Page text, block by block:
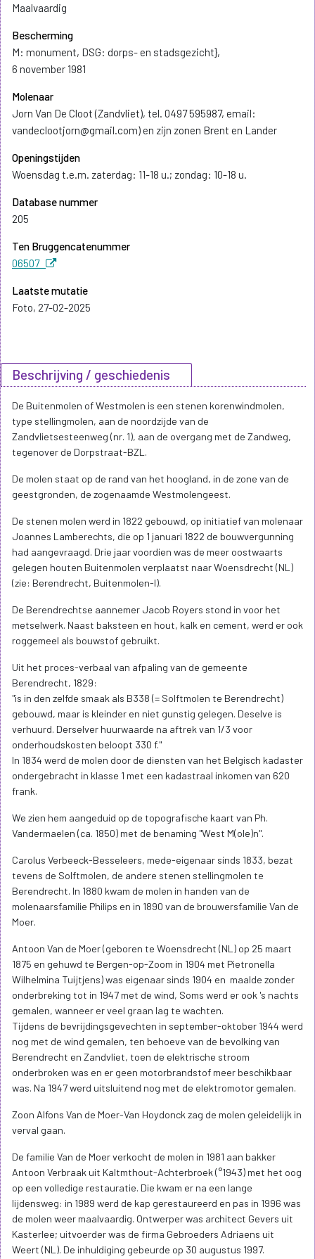
Maalvaardig
Bescherming
M: monument, DSG: dorps- en stadsgezicht},
6 november 1981
Molenaar
Jorn Van De Cloot (Zandvliet), tel. 0497 595987, email:
vandeclootjorn@gmail.com) en zijn zonen Brent en Lander
Openingstijden
Woensdag t.e.m. zaterdag: 11-18 u.; zondag: 10-18 u.
Database nummer
205
Ten Bruggencatenummer
06507
Laatste mutatie
Foto, 27-02-2025
Beschrijving / geschiedenis
De Buitenmolen of Westmolen is een stenen korenwindmolen,
type stellingmolen, aan de noordzijde van de
Zandvlietsesteenweg (nr. 1), aan de overgang met de Zandweg,
tegenover de Dorpstraat-BZL.
De molen staat op de rand van het hoogland, in de zone van de
geestgronden, de zogenaamde Westmolengeest.
De stenen molen werd in 1822 gebouwd, op initiatief van molenaar
Joannes Lamberechts, die op 1 januari 1822 de bouwvergunning
had aangevraagd. Drie jaar voordien was de meer oostwaarts
gelegen houten Buitenmolen verplaatst naar Woensdrecht (NL)
(zie: Berendrecht, Buitenmolen-I).
De Berendrechtse aannemer Jacob Royers stond in voor het
metselwerk. Naast baksteen en hout, kalk en cement, werd er ook
roggemeel als bouwstof gebruikt.
Uit het proces-verbaal van afpaling van de gemeente
Berendrecht, 1829:
"is in den zelfde smaak als B338 (= Solftmolen te Berendrecht)
gebouwd, maar is kleinder en niet gunstig gelegen. Deselve is
verhuurd. Derselver huurwaarde na aftrek van 1/3 voor
onderhoudskosten beloopt 330 f."
In 1834 werd de molen door de diensten van het Belgisch kadaster
ondergebracht in klasse 1 met een kadastraal inkomen van 620
frank.
We zien hem aangeduid op de topografische kaart van Ph.
Vandermaelen (ca. 1850) met de benaming "West M(ole)n".
Carolus Verbeeck-Besseleers, mede-eigenaar sinds 1833, bezat
tevens de Solftmolen, de andere stenen stellingmolen te
Berendrecht. In 1880 kwam de molen in handen van de
molenaarsfamilie Philips en in 1890 van de brouwersfamilie Van de
Moer.
Antoon Van de Moer (geboren te Woensdrecht (NL) op 25 maart
1875 en gehuwd te Bergen-op-Zoom in 1904 met Pietronella
Wilhelmina Tuijtjens) was eigenaar sinds 1904 en maalde zonder
onderbreking tot in 1947 met de wind, Soms werd er ook 's nachts
gemalen, wanneer er veel graan lag te wachten.
Tijdens de bevrijdingsgevechten in september-oktober 1944 werd
nog met de wind gemalen, ten behoeve van de bevolking van
Berendrecht en Zandvliet, toen de elektrische stroom
onderbroken was en er geen motorbrandstof meer beschikbaar
was. Na 1947 werd uitsluitend nog met de elektromotor gemalen.
Zoon Alfons Van de Moer-Van Hoydonck zag de molen geleidelijk in
verval gaan.
De familie Van de Moer verkocht de molen in 1981 aan bakker
Antoon Verbraak uit Kaltmthout-Achterbroek (°1943) met het oog
op een volledige restauratie. Die kwam er na een lange
lijdensweg: in 1989 werd de kap gerestaureerd en pas in 1996 was
de molen weer maalvaardig. Ontwerper was architect Gevers uit
Kasterlee; uitvoerder was de firma Gebroeders Adriaens uit
Weert (NL). De inhuldiging gebeurde op 30 augustus 1997.